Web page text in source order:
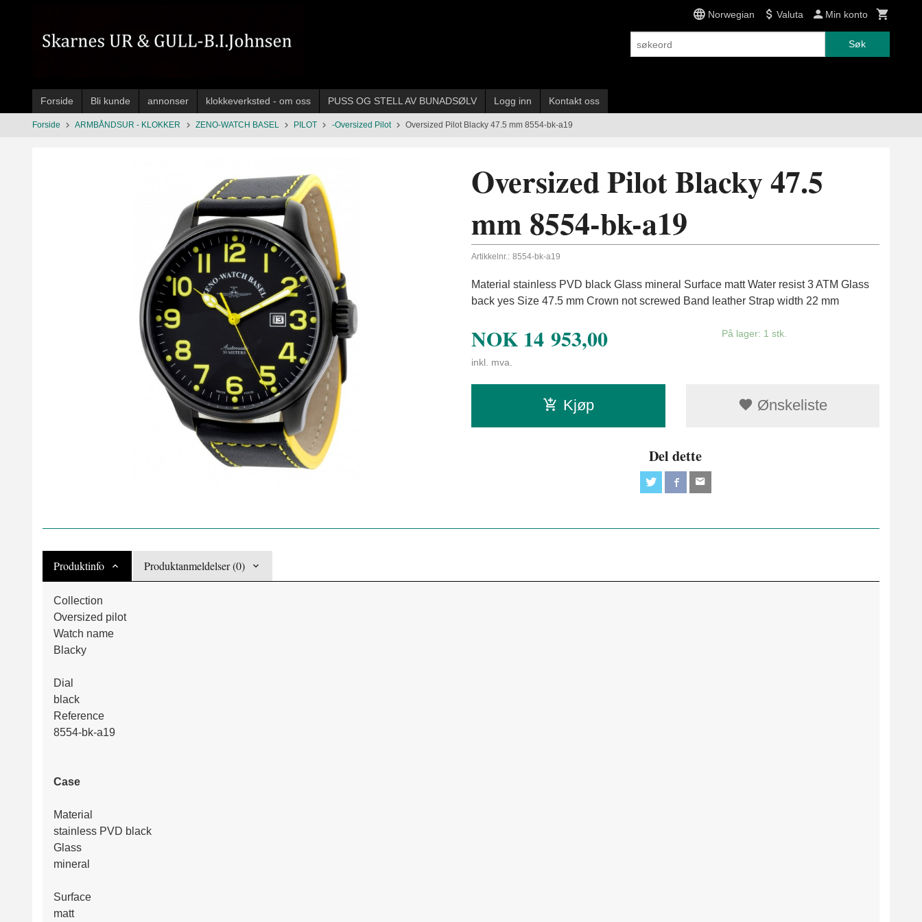
innholdet
Norwegian Valuta Min konto
Søk
Forside Bli kunde annonser klokkeverksted - om oss PUSS OG STELL AV BUNADSØLV Logg inn Kontakt oss
Forside ARMBÅNDSUR - KLOKKER ZENO-WATCH BASEL PILOT -Oversized Pilot Oversized Pilot Blacky 47.5 mm 8554-bk-a19
Oversized Pilot Blacky 47.5
mm 8554-bk-a19
Artikkelnr.: 8554-bk-a19
Material stainless PVD black Glass mineral Surface matt Water resist 3 ATM Glass
back yes Size 47.5 mm Crown not screwed Band leather Strap width 22 mm
NOK 14 953,00
inkl. mva.
På lager: 1 stk.
Kjøp Ønskeliste
Del dette
Produktinfo Produktanmeldelser (0)
Collection
Oversized pilot
Watch name
Blacky
Dial
black
Reference
8554-bk-a19
Case
Material
stainless PVD black
Glass
mineral
Surface
matt